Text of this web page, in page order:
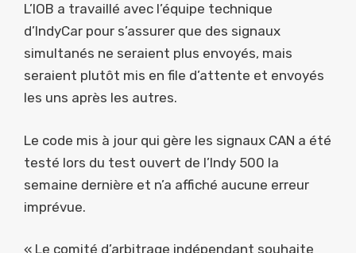
L’IOB a travaillé avec l’équipe technique
d’IndyCar pour s’assurer que des signaux
simultanés ne seraient plus envoyés, mais
seraient plutôt mis en file d’attente et envoyés
les uns après les autres.
Le code mis à jour qui gère les signaux CAN a été
testé lors du test ouvert de l’Indy 500 la
semaine dernière et n’a affiché aucune erreur
imprévue.
« Le comité d’arbitrage indépendant souhaite